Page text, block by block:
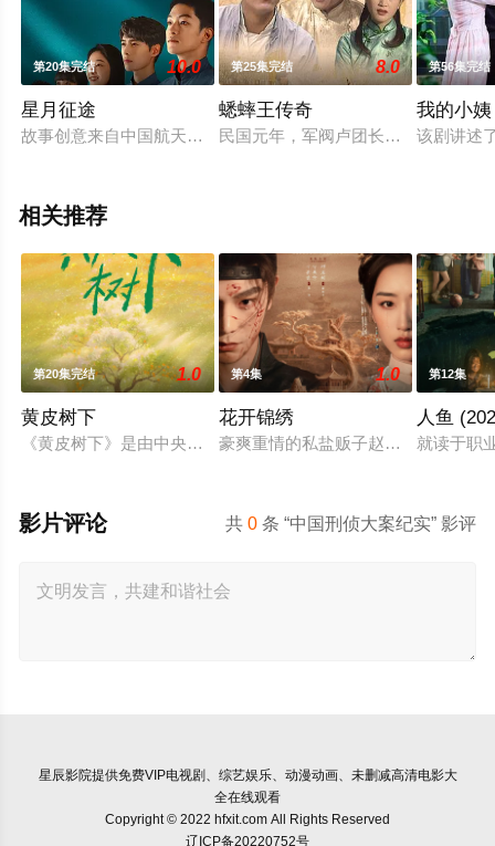
第20集完结 10.0
星月征途
故事创意来自中国航天探月工程的伟大成就。讲述了从小拥有
第25集完结 8.0
蟋蟀王传奇
民国元年，军阀卢团长的儿子卢占元
第56集完结
我的小姨
该剧讲述
相关推荐
第20集完结 1.0
黄皮树下
《黄皮树下》是由中央广播电视总台农业农村节目中心联合中
第4集 1.0
花开锦绣
豪爽重情的私盐贩子赵凌虽出身草莽
第12集
人鱼
就读于职
共0 条 “中国刑侦大案纪实” 影评
影片评论
星辰影院提供免费VIP电视剧、综艺娱乐、动漫动画、未删减高清电影大
全在线观看
Copyright © 2022 hfxit.com All Rights Reserved
辽ICP备20220752号